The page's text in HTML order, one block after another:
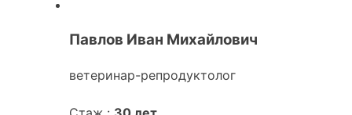
Павлов Иван Михайлович
ветеринар-репродуктолог